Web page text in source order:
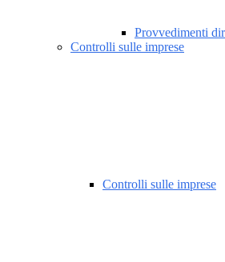
Provvedimenti
Controlli sulle imprese
Controlli sulle imprese